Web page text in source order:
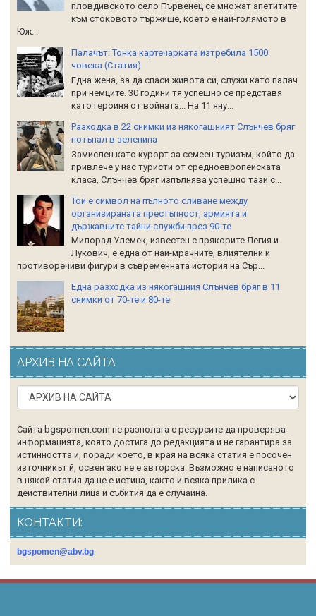
пловдивското село Първенец се множат апетитите
към стоковото тържище, което е най-голямото в
Юж...
Палачът: Тонка картечарката изтребила 1500
човека (Статия)
Една жена, за да спаси живота си, служи като палач
при немците. 30 години тя успешно се представя
като героиня от войната... На 11 яну...
Разходка в 22 снимки из някогашният Слънчев бряг
потънал в зеленина
Замислен като курорт за семеен туризъм, който да
привлече у нас туристи от средноевропейската
класа, Слънчев бряг изпълнява успешно тази с...
Той е символ на пълното сливане между
организираната престъпност, армията и
държавните тайни служби през 90-те
Милорад Улемек, известен с прякорите Легия и
Лукович, е една от най-мрачните, влиятелни и
противоречиви фигури в съвременната история на Сър...
Една разходка из някогашния Слънчев бряг в 11
снимки от 70-те и 80-те
АРХИВ НА САЙТА
Сайта bgspomen.com не разполага с ресурсите да проверява
информацията, която достига до редакцията и не гарантира за
истинността и, поради което, в края на всяка статия е посочен
източникът й, освен ако не е авторска. Възможно е написаното
в някой статия да не е истина, както и всяка прилика с
действителни лица и събития да е случайна.
КОНТАКТИ:
bgspomen@abv.bg